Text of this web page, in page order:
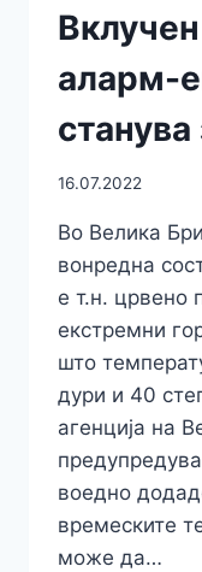
аларм-
станува
16.07.2022
Во Велика
вонредна
е т.н. црвено
екстремни
што
дури и 40
агенција на
воедно
времеските
може да…